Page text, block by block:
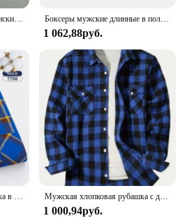
Брюки-карго J9 мужские/женские с лентами, тонкие штаны для бега, повседневные узкие брюки с множеством карманов, весна Боксеры мужские длинные в полоску, пикантные шорты-боксеры, Брендовое нижнее белье, модные шорты-боксеры, комплект 2-4 шт.
1 062,88руб.
Мужская Фланелевая рубашка в клетку, белая однотонная рубашка из чистого хлопка, с длинными рукавами и одним накладным карманом, осень 2019 Мужская хлопковая рубашка с длинным рукавом, красная фланелевая рубашка с начесом в клетку, для отдыха и работы, весна-осень
1 000,94руб.